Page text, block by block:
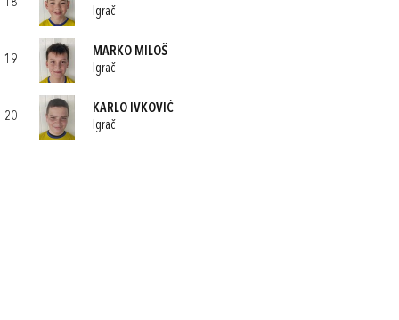
18
Igrač
19
MARKO MILOŠ
Igrač
20
KARLO IVKOVIĆ
Igrač